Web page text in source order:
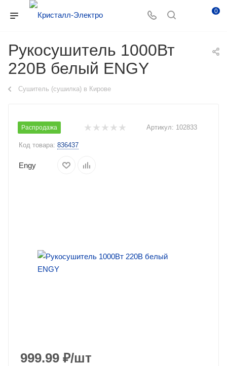
0
Рукосушитель 1000Вт
220В белый ENGY
Сушитель (сушилка) в Кирове
Распродажа Артикул: 102833
Код товара: 836437
Engy
999.99 ₽/шт